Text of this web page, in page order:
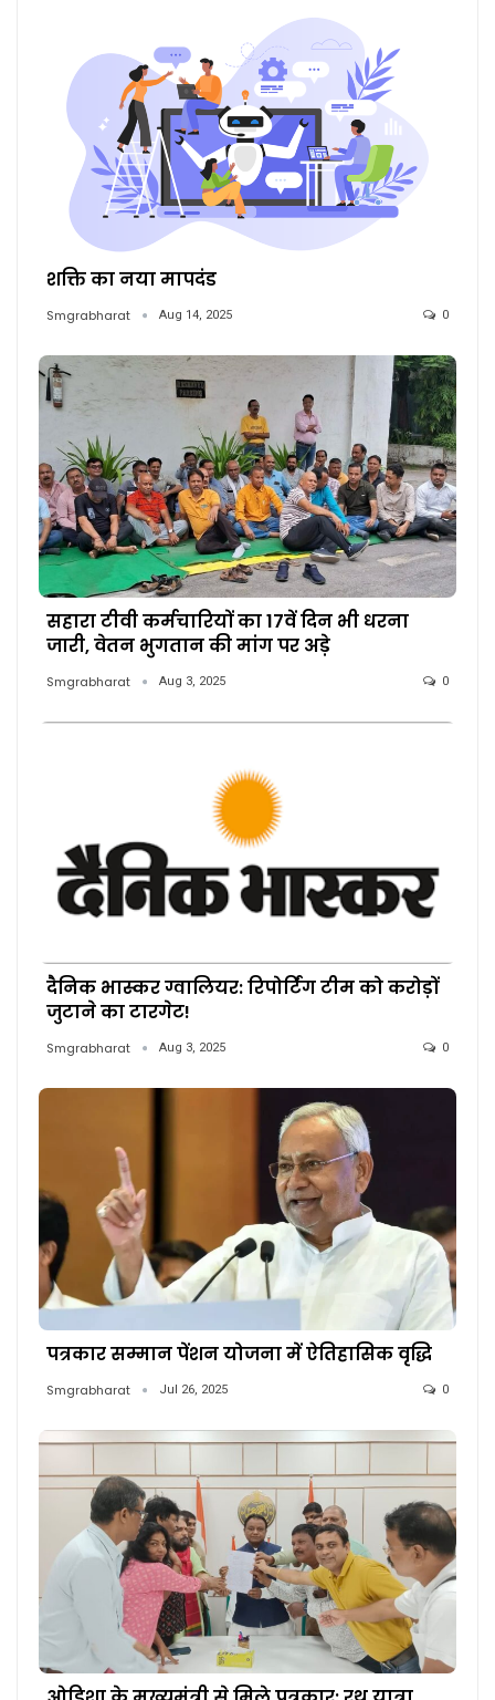
शक्ति का नया मापदंड
Smgrabharat Aug 14, 2025 0
सहारा टीवी कर्मचारियों का 17वें दिन भी धरना
जारी, वेतन भुगतान की मांग पर अड़े
Smgrabharat Aug 3, 2025 0
दैनिक भास्कर ग्वालियर: रिपोर्टिंग टीम को करोड़ों
जुटाने का टारगेट!
Smgrabharat Aug 3, 2025 0
पत्रकार सम्मान पेंशन योजना में ऐतिहासिक वृद्धि
Smgrabharat Jul 26, 2025 0